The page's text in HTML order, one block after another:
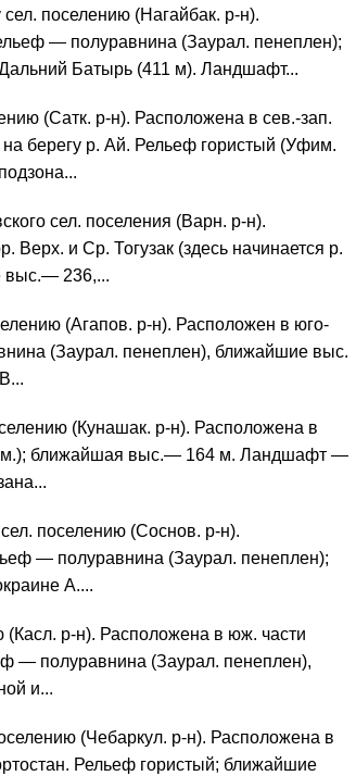
поселению (Нагайбак. р-н).
— полуравнина (Заурал. пенеплен);
Батырь (411 м). Ландшафт...
(Сатк. р-н). Расположена в сев.-зап.
на берегу р. Ай. Рельеф гористый (Уфим.
сел. поселения (Варн. р-н).
Верх. и Ср. Тогузак (здесь начинается р.
выс.— 236,...
(Агапов. р-н). Расположен в юго-
(Заурал. пенеплен), ближайшие выс.
(Кунашак. р-н). Расположена в
ближайшая выс.— 164 м. Ландшафт —
поселению (Соснов. р-н).
— полуравнина (Заурал. пенеплен);
А....
(Касл. р-н). Расположена в юж. части
— полуравнина (Заурал. пенеплен),
и...
(Чебаркул. р-н). Расположена в
Рельеф гористый; ближайшие